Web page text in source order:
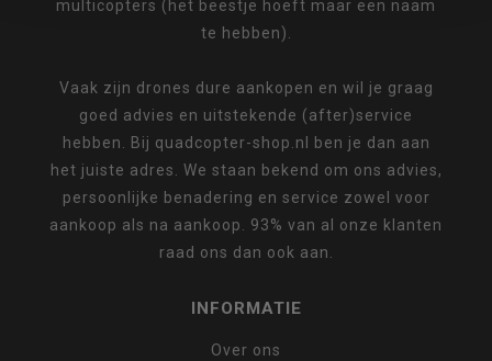
multicopters (het beestje hoeft maar een naam
te hebben).
Vaak zijn drones dure aankopen en wil je graag
goed advies en uitstekende (after)service
hebben. Bij quadcopter-shop.nl ben je dan aan
het juiste adres. We staan bekend om ons advies,
persoonlijke benadering en service zowel voor
aankoop als na aankoop. 93% van al onze klanten
raad ons dan ook aan.
INFORMATIE
Over ons